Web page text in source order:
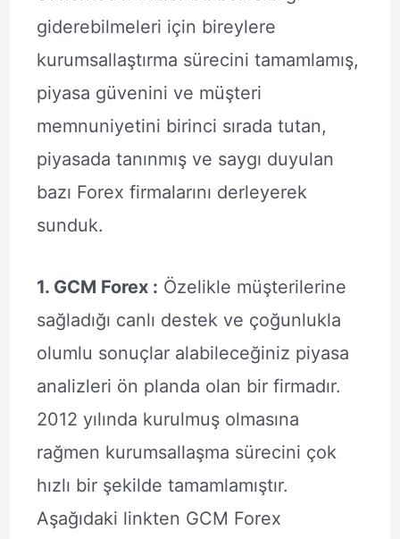
giderebilmeleri için bireylere
kurumsallaştırma sürecini tamamlamış,
piyasa güvenini ve müşteri
memnuniyetini birinci sırada tutan,
piyasada tanınmış ve saygı duyulan
bazı Forex firmalarını derleyerek
sunduk.
1. GCM Forex : Özelikle müşterilerine
sağladığı canlı destek ve çoğunlukla
olumlu sonuçlar alabileceğiniz piyasa
analizleri ön planda olan bir firmadır.
2012 yılında kurulmuş olmasına
rağmen kurumsallaşma sürecini çok
hızlı bir şekilde tamamlamıştır.
Aşağıdaki linkten GCM Forex